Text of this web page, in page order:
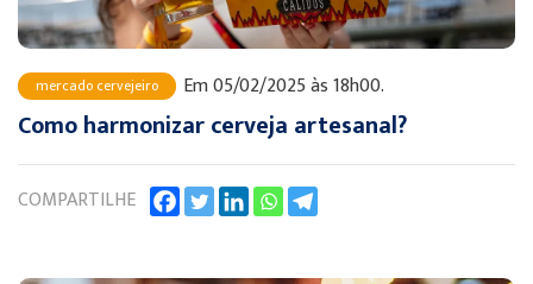
mercado cervejeiro Em 05/02/2025 às 18h00.
Como harmonizar cerveja artesanal?
COMPARTILHE